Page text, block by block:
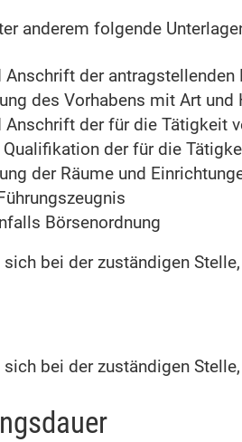
anderem folgende
Anschrift der antragstellenden
des Vorhabens mit Art und
Anschrift der für die Tätigkeit
Qualifikation der für die
der Räume und
Börsenordnung
sich bei der zuständigen
sich bei der zuständigen